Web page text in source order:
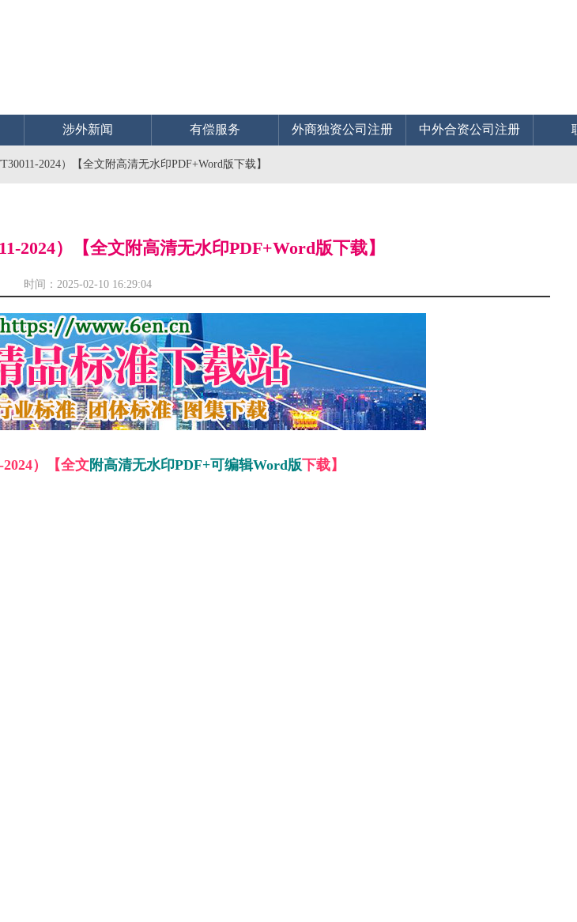
涉外新闻 有偿服务 外商独资公司注册 中外合资公司注册
2024）【全文附高清无水印PDF+Word版下载】
2024）【全文附高清无水印PDF+Word版下载】
间：2025-02-10 16:29:04
）【全文附高清无水印PDF+可编辑Word版下载】